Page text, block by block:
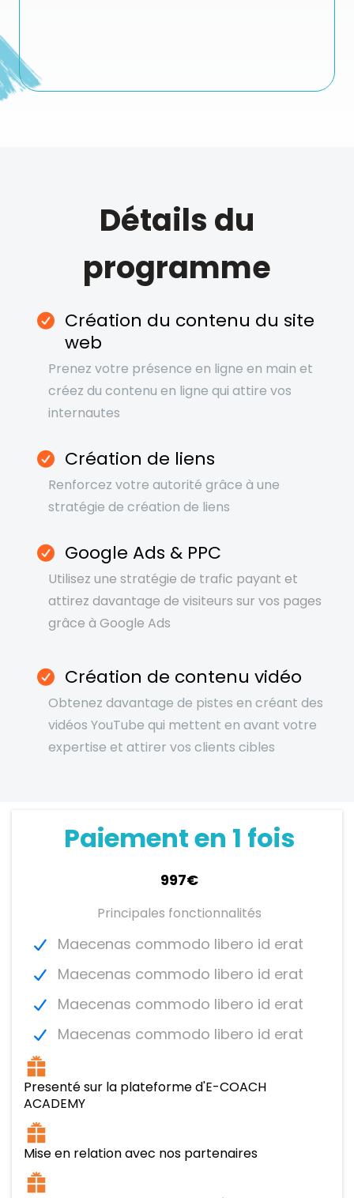
Détails du
programme
Création du contenu du site
web
Prenez votre présence en ligne en main et
créez du contenu en ligne qui attire vos
internautes
Création de liens
Renforcez votre autorité grâce à une
stratégie de création de liens
Google Ads & PPC
Utilisez une stratégie de trafic payant et
attirez davantage de visiteurs sur vos pages
grâce à Google Ads
Création de contenu vidéo
Obtenez davantage de pistes en créant des
vidéos YouTube qui mettent en avant votre
expertise et attirer vos clients cibles
Paiement en 1 fois
997€
Principales fonctionnalités
Maecenas commodo libero id erat
Maecenas commodo libero id erat
Maecenas commodo libero id erat
Maecenas commodo libero id erat
Presenté sur la plateforme d'E-COACH
ACADEMY
Mise en relation avec nos partenaires